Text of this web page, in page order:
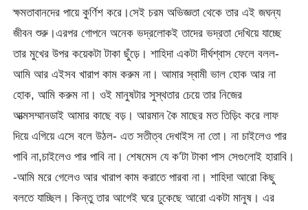
ক্ষমতাবানদের পায়ে কুর্ণিশ করে।সেই চরম অভিজ্ঞতা থেকে তার এই জঘন্য
জীবন শুরু।এরপর গোপনে অনেক ভদ্রলোকই তাদের ভদ্রতা দেখিয়ে যাচ্ছে
তার মুখের উপর কয়েকটা টাকা ছুঁড়ে। শাহিদা একটা দীর্ঘশ্বাস ফেলে বলল-
আমি আর এইসব খারাপ কাম করুম না। আমার স্বামী ভাল হোক আর না
হোক, আমি করুম না। ওই মানুষটার সুস্থতার চেয়ে তার নিজের
আত্মসম্মানডাই আমার কাছে বড়। আরমান কৈ মাছের মত তিড়িং করে লাফ
দিয়ে এগিয়ে এসে বলে উঠল- এত সতীত্ব দেখাইস না তো। না চাইলেও পার
পাবি না,চাইলেও পার পাবি না। শেষমেস যে ক’টা টাকা পাস সেগুলোই হারাবি।
-আমি মরে গেলেও আর খারাপ কাম করাতে পারবা না। শাহিদা আরো কিছু
বলতে যাচ্ছিল। কিন্তু তার আগেই ঘরে ঢুকেছে আরো একটা মানুষ। এর